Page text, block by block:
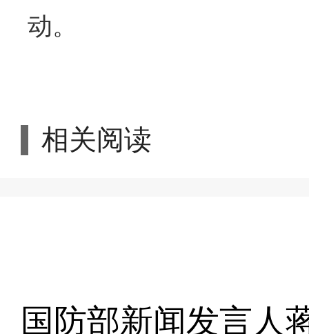
动。
相关阅读
国防部新闻发言人